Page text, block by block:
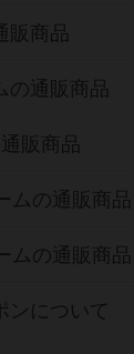
販商品
の通販商品
販商品
ムの通販商品
ムの通販商品
ンについて